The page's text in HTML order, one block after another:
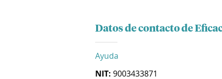
Datos de contacto de
Ayuda
NIT: 9003433871